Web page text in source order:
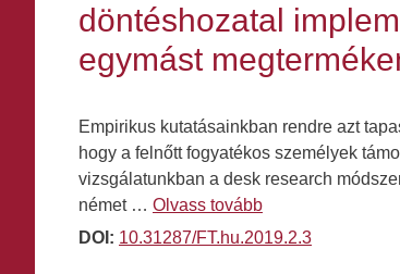
döntéshozatal
egymást
Empirikus kutatásainkban rendre azt
hogy a felnőtt fogyatékos személyek
vizsgálatunkban a desk research
német … Olvass tovább
DOI: 10.31287/FT.hu.2019.2.3